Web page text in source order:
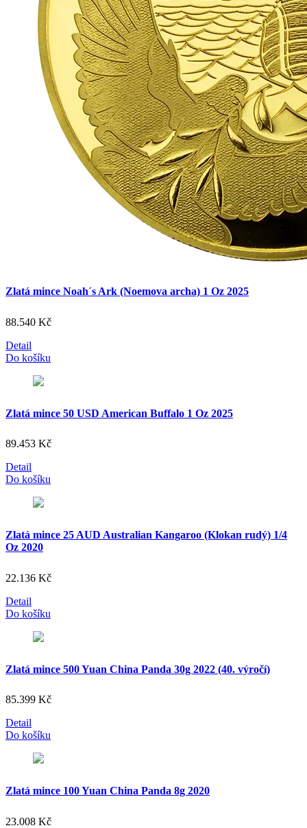
Zlatá mince Noah´s Ark (Noemova archa) 1 Oz 2025
88.540 Kč
Detail
Do košíku
Zlatá mince 50 USD American Buffalo 1 Oz 2025
89.453 Kč
Detail
Do košíku
Zlatá mince 25 AUD Australian Kangaroo (Klokan rudý) 1/4
Oz 2020
22.136 Kč
Detail
Do košíku
Zlatá mince 500 Yuan China Panda 30g 2022 (40. výročí)
85.399 Kč
Detail
Do košíku
Zlatá mince 100 Yuan China Panda 8g 2020
23.008 Kč